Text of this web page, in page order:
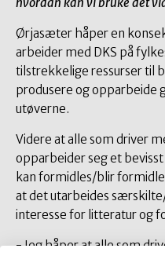
Ørjasæter håper en
arbeider med DKS på
tilstrekkelige ressurser til
produsere og opparbeide
utøverne.
Videre at alle som driver
opparbeider seg et
kan formidles/blir
at det utarbeides
interesse for litteratur og
- Jeg håper at alle som
som utøvere eller